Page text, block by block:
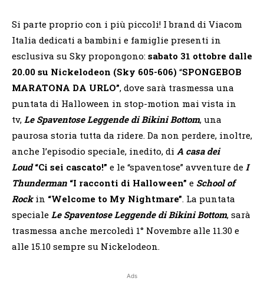
Si parte proprio con i più piccoli! I brand di Viacom
Italia dedicati a bambini e famiglie presenti in
esclusiva su Sky propongono: sabato 31 ottobre dalle
20.00 su Nickelodeon (Sky 605-606) “SPONGEBOB
MARATONA DA URLO”, dove sarà trasmessa una
puntata di Halloween in stop-motion mai vista in
tv, Le Spaventose Leggende di Bikini Bottom, una
paurosa storia tutta da ridere. Da non perdere, inoltre,
anche l’episodio speciale, inedito, di A casa dei
Loud “Ci sei cascato!” e le “spaventose” avventure de I
Thunderman “I racconti di Halloween” e School of
Rockin “Welcome to My Nightmare”. La puntata
speciale Le Spaventose Leggende di Bikini Bottom, sarà
trasmessa anche mercoledì 1° Novembre alle 11.30 e
alle 15.10 sempre su Nickelodeon.
Ads